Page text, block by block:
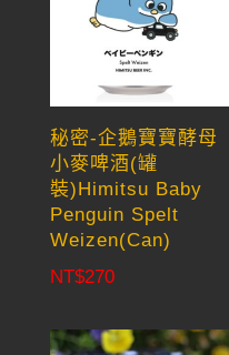
秘密-企鵝寶寶酵母
小麥啤酒(罐
裝)Himitsu Baby
Penguin Spelt
Weizen(Can)
NT$270